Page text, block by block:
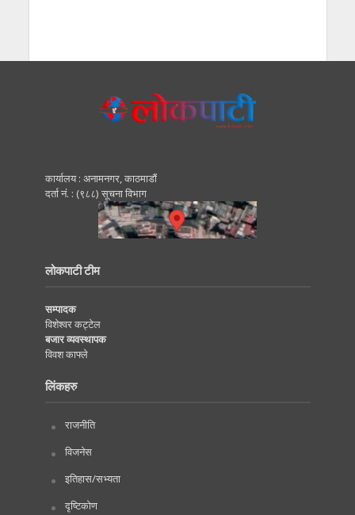
कार्यालय : अनामनगर, काठमाडाैं
दर्ता नं. : (९८८) सूचना विभाग
लोकपाटी टीम
सम्पादक
विशेश्वर कट्टेल
बजार व्यवस्थापक
विवश काफ्ले
लिंकहरु
राजनीति
विजनेस
इतिहास/सभ्यता
दृष्टिकोण